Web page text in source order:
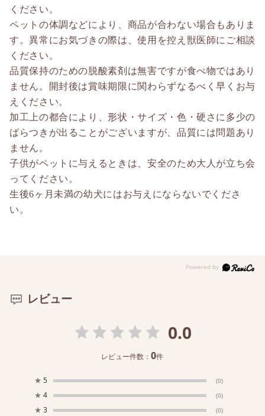
ください。
ペットの体調などにより、商品が合わない場合もありま
す。異常にお気づきの際は、使用を控え獣医師にご相談
ください。
品質保持のための脱酸素剤は無害ですが食べ物ではあり
ません。開封後は賞味期限に関わらずなるべく早くお与
えください。
加工上の都合により、形状・サイズ・色・硬さに多少の
ばらつきが出ることがございますが、品質には問題あり
ません。
子供がペットに与えるときは、安全のため大人が立ち会
ってください。
生後6ヶ月未満の幼犬にはお与えにならないでくださ
い。
レビュー
0.0
レビュー件数：0件
★ 5 (0)
★ 4 (0)
★ 3 (0)